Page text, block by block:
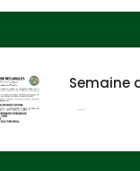
Semaine
...